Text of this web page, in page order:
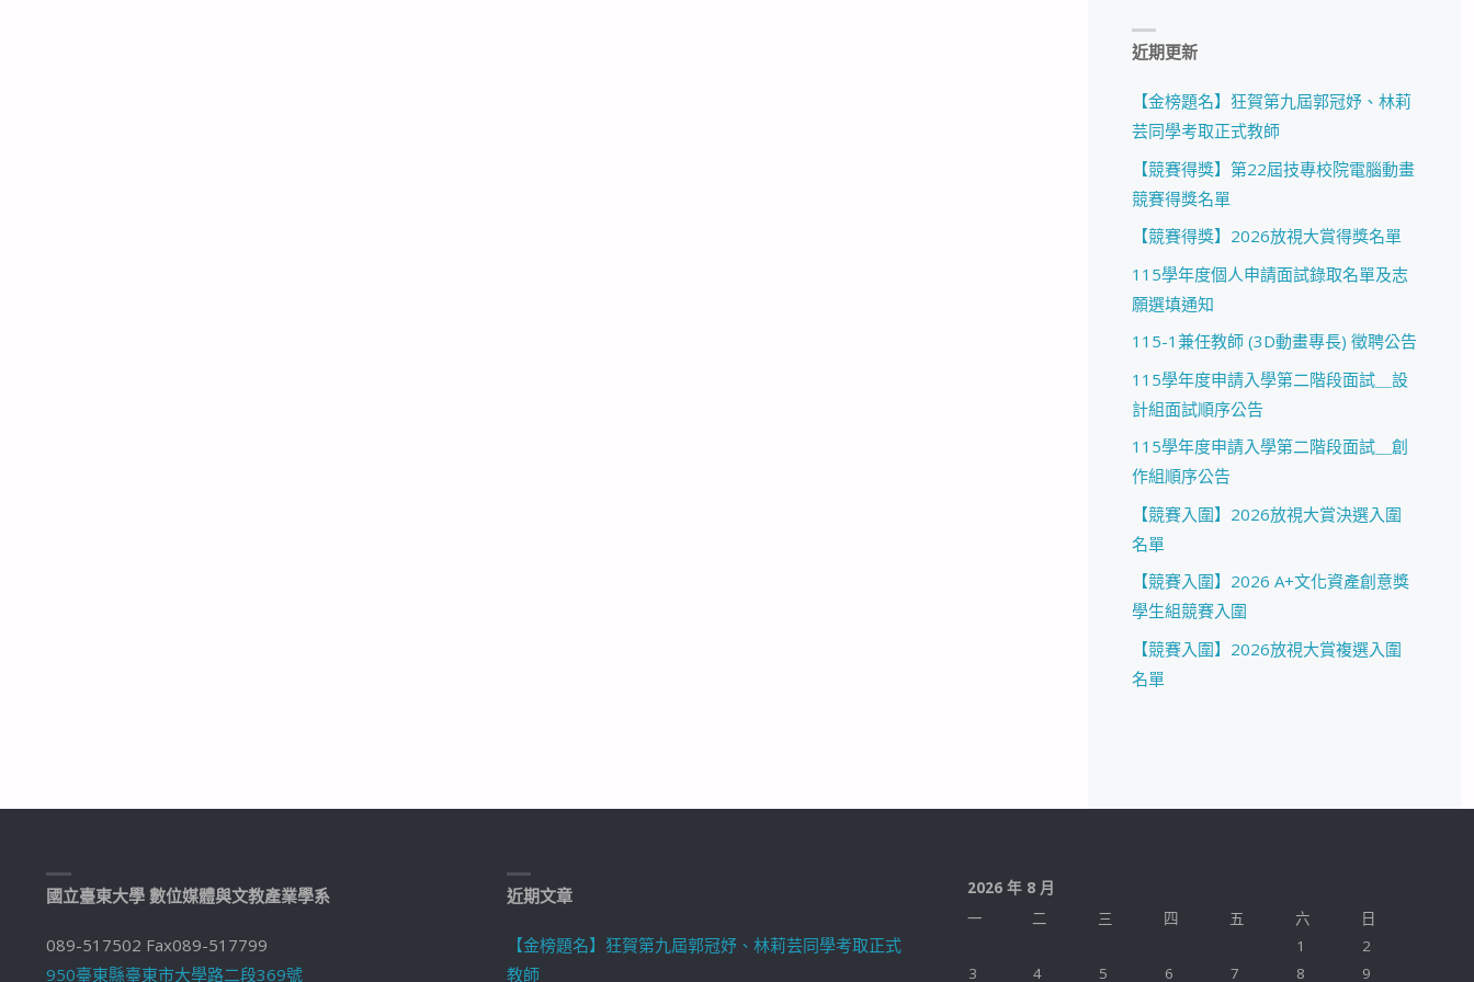
近期更新
【金榜題名】狂賀第九屆郭冠妤、林莉
芸同學考取正式教師
【競賽得獎】第22屆技專校院電腦動畫
競賽得獎名單
【競賽得獎】2026放視大賞得獎名單
115學年度個人申請面試錄取名單及志
願選填通知
115-1兼任教師 (3D動畫專長) 徵聘公告
115學年度申請入學第二階段面試＿設
計組面試順序公告
115學年度申請入學第二階段面試＿創
作組順序公告
【競賽入圍】2026放視大賞決選入圍
名單
【競賽入圍】2026 A+文化資產創意獎
學生組競賽入圍
【競賽入圍】2026放視大賞複選入圍
名單
國立臺東大學 數位媒體與文教產業學系
089-517502 Fax089-517799
950臺東縣臺東市大學路二段369號
近期文章
【金榜題名】狂賀第九屆郭冠妤、林莉芸同學考取正式
教師
2026 年 8 月
一
二 三 四 五 六
日
1
2
3
4 5 6 7 8 9